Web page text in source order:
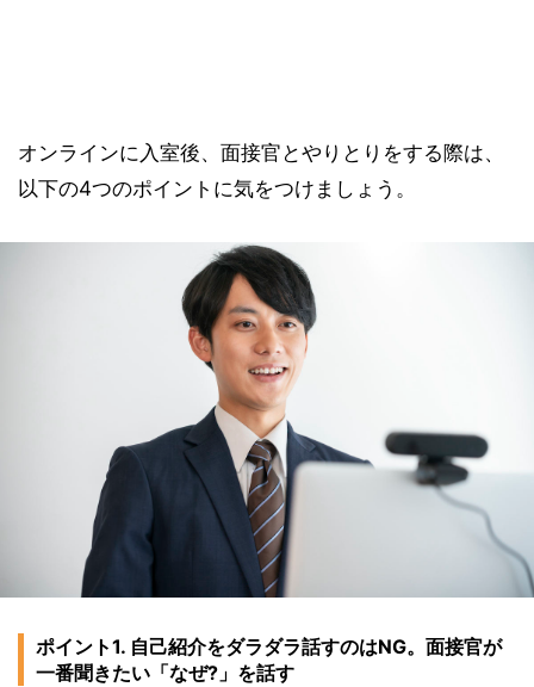
オンラインに入室後、面接官とやりとりをする際は、
以下の4つのポイントに気をつけましょう。
ポイント1. 自己紹介をダラダラ話すのはNG。面接官が
一番聞きたい「なぜ?」を話す